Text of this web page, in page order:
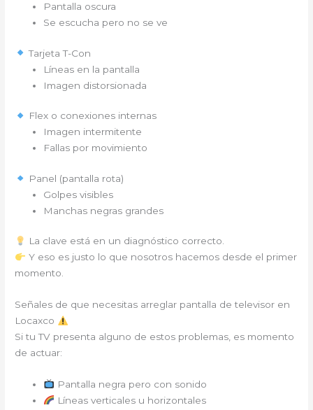
Pantalla oscura
Se escucha pero no se ve
Tarjeta T-Con
Líneas en la pantalla
Imagen distorsionada
Flex o conexiones internas
Imagen intermitente
Fallas por movimiento
Panel (pantalla rota)
Golpes visibles
Manchas negras grandes
La clave está en un diagnóstico correcto.
Y eso es justo lo que nosotros hacemos desde el primer
momento.
Señales de que necesitas arreglar pantalla de televisor en
Locaxco
Si tu TV presenta alguno de estos problemas, es momento
de actuar:
Pantalla negra pero con sonido
Líneas verticales u horizontales